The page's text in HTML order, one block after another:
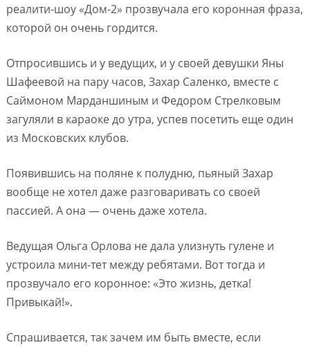
реалити-шоу «Дом-2» прозвучала его коронная фраза,
которой он очень гордится.
Отпросившись и у ведущих, и у своей девушки Яны
Шафеевой на пару часов, Захар Саленко, вместе с
Саймоном Марданшиным и Федором Стрелковым
загуляли в караоке до утра, успев посетить еще один
из Московских клубов.
Появившись на поляне к полудню, пьяный Захар
вообще не хотел даже разговаривать со своей
пассией. А она — очень даже хотела.
Ведущая Ольга Орлова не дала улизнуть гулене и
устроила мини-тет между ребятами. Вот тогда и
прозвучало его коронное: «Это жизнь, детка!
Привыкай!».
Спрашивается, так зачем им быть вместе, если